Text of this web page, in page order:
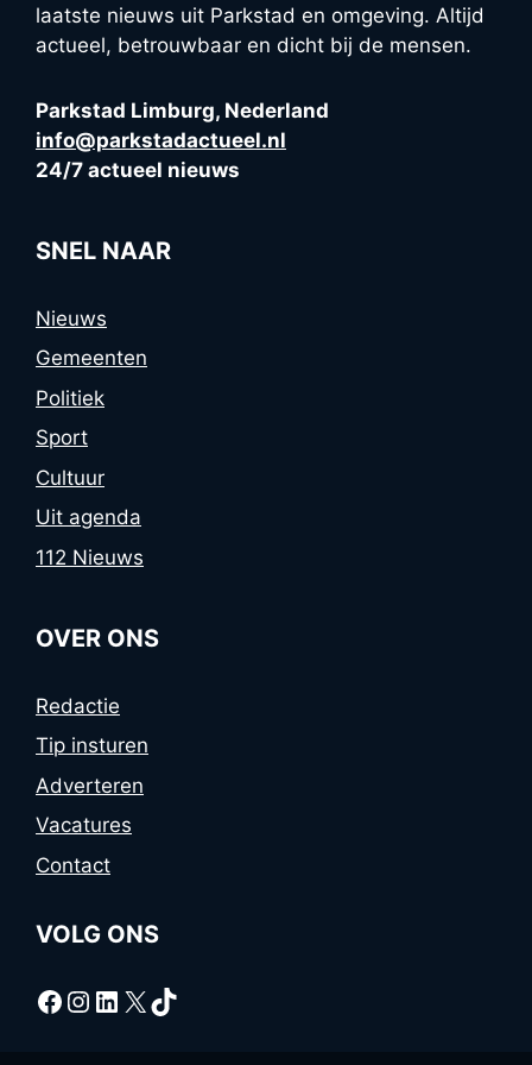
laatste nieuws uit Parkstad en omgeving. Altijd
actueel, betrouwbaar en dicht bij de mensen.
Parkstad Limburg, Nederland
info@parkstadactueel.nl
24/7 actueel nieuws
SNEL NAAR
Nieuws
Gemeenten
Politiek
Sport
Cultuur
Uit agenda
112 Nieuws
OVER ONS
Redactie
Tip insturen
Adverteren
Vacatures
Contact
VOLG ONS
Facebook
Instagram
LinkedIn
X TikTok